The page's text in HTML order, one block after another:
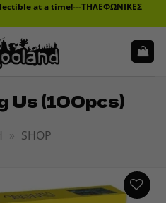
at a time!---ΤΗΛΕΦΩΝΙΚΕΣ
Us (100pcs)
» SHOP